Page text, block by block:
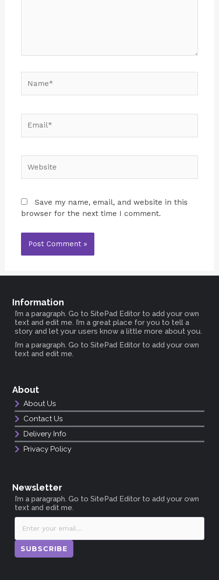
Save my name, email, and website in this
browser for the next time I comment.
Information
I’m a paragraph. Go to SitePad Editor to add your own
text and edit me. I’m a great place for you to tell a
story and let your users know a little more about you.
I’m a paragraph. Go to SitePad Editor to add your own
text and edit me.
About
About Us
Contact Us
Delivery Info
Privacy Policy
Newsletter
I’m a paragraph. Go to SitePad Editor to add your own
text and edit me.
SUBSCRIBE